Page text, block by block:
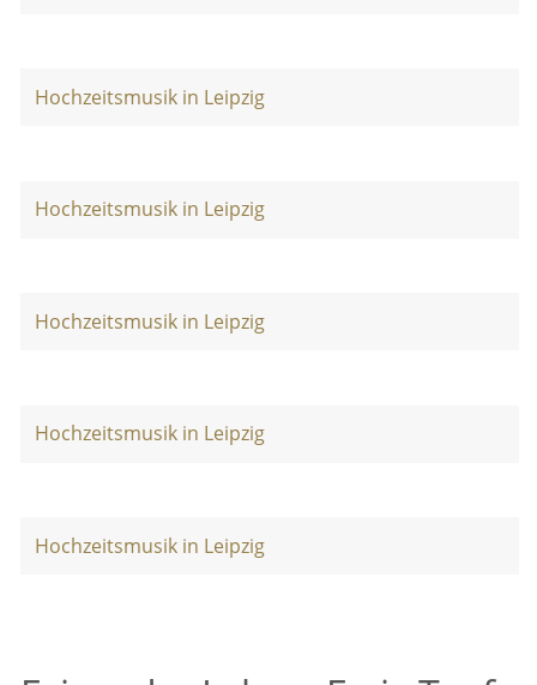
Hochzeitsmusik in Leipzig
Hochzeitsmusik in Leipzig
Hochzeitsmusik in Leipzig
Hochzeitsmusik in Leipzig
Hochzeitsmusik in Leipzig